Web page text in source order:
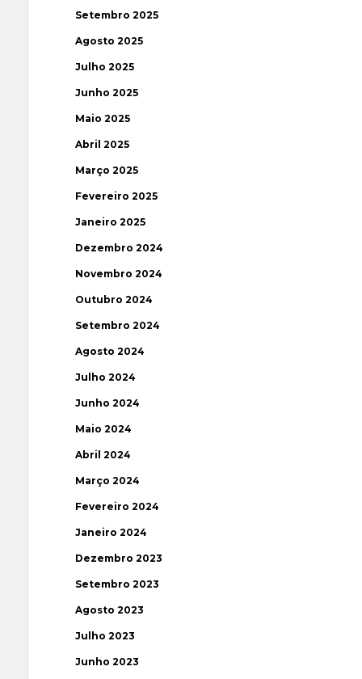
Setembro 2025
Agosto 2025
Julho 2025
Junho 2025
Maio 2025
Abril 2025
Março 2025
Fevereiro 2025
Janeiro 2025
Dezembro 2024
Novembro 2024
Outubro 2024
Setembro 2024
Agosto 2024
Julho 2024
Junho 2024
Maio 2024
Abril 2024
Março 2024
Fevereiro 2024
Janeiro 2024
Dezembro 2023
Setembro 2023
Agosto 2023
Julho 2023
Junho 2023